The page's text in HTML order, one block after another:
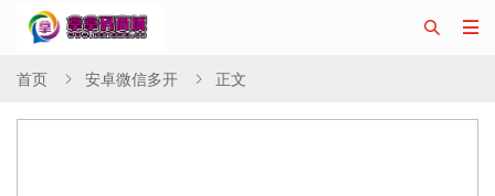


首页  安卓微信多开  正文